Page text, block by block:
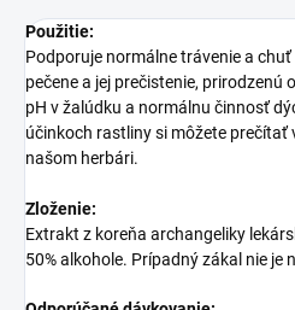
Použitie:
Podporuje normálne trávenie a
pečene a jej prečistenie,
pH v žalúdku a normálnu činnosť
účinkoch rastliny si môžete prečítať
našom herbári.
Zloženie:
Extrakt z koreňa archangeliky
50% alkohole. Prípadný zákal nie je